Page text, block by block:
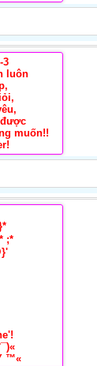
3
luôn
được
muốn!!
;*
™«